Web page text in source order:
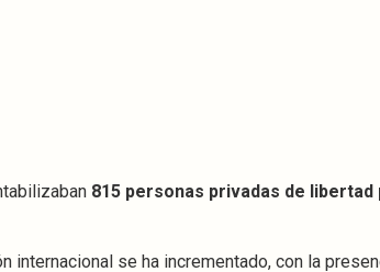
815 personas privadas de
internacional se ha incrementado, con la